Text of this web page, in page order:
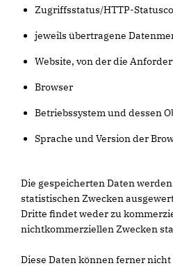
Zugriffsstatus/HTTP-
jeweils übertragene
Website, von der die
Browser
Betriebssystem und dessen
Sprache und Version der
Die gespeicherten Daten
statistischen Zwecken
Dritte findet weder zu
nichtkommerziellen Zwecken
Diese Daten können ferner